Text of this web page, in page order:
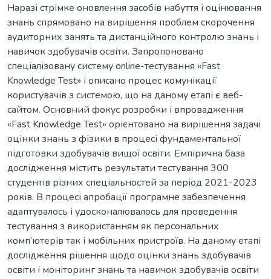
Наразі стрімке оновлення засобів набуття і оцінювання
знань спрямовано на вирішення проблем скорочення
аудиторних занять та дистанційного контролю знань і
навичок здобувачів освіти. Запропоновано
спеціалізовану систему online-тестування «Fast
Knowledge Test» і описано процес комунікації
користувачів з системою, що на даному етапі є веб-
сайтом. Основний фокус розробки і впровадження
«Fast Knowledge Test» орієнтовано на вирішення задачі
оцінки знань з фізики в процесі фундаментальної
підготовки здобувачів вищої освіти. Емпірична база
дослідження містить результати тестування 300
студентів різних спеціальностей за період 2021-2023
років. В процесі апробації програмне забезпечення
адаптувалось і удосконалювалось для проведення
тестування з використанням як персональних
комп’ютерів так і мобільних пристроїв. На даному етапі
дослідження рішення щодо оцінки знань здобувачів
освіти і моніторинг знань та навичок здобувачів освіти